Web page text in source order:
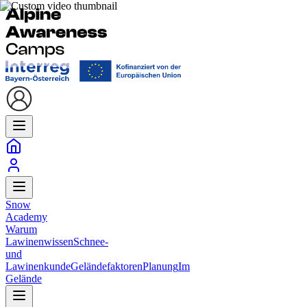
Snow
Academy
Warum
LawinenwissenSchnee-
und
LawinenkundeGeländefaktorenPlanungIm
Gelände